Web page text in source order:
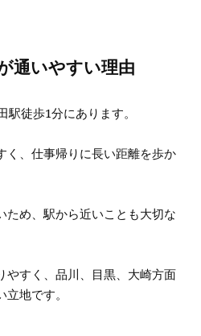
通いやすい理由
徒歩1分にあります。
く、仕事帰りに長い距離を歩か
ため、駅から近いことも大切な
やすく、品川、目黒、大崎方面
地です。